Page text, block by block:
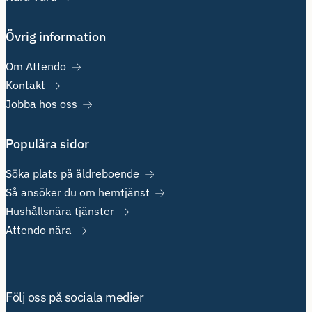
Övrig information
Om Attendo
Kontakt
Jobba hos oss
Populära sidor
Söka plats på äldreboende
Så ansöker du om hemtjänst
Hushållsnära tjänster
Attendo nära
Följ oss på sociala medier